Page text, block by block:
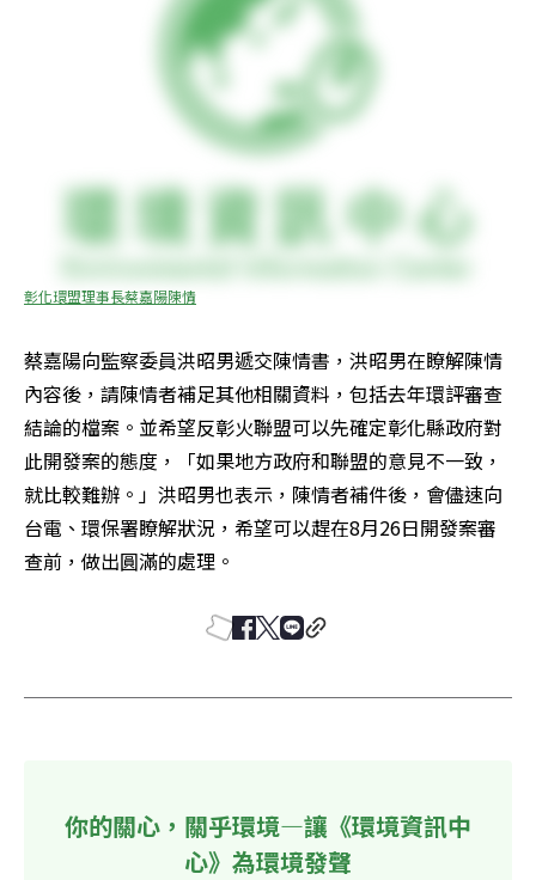
彰化環盟理事長蔡嘉陽陳情
蔡嘉陽向監察委員洪昭男遞交陳情書，洪昭男在瞭解陳情
內容後，請陳情者補足其他相關資料，包括去年環評審查
結論的檔案。並希望反彰火聯盟可以先確定彰化縣政府對
此開發案的態度，「如果地方政府和聯盟的意見不一致，
就比較難辦。」洪昭男也表示，陳情者補件後，會儘速向
台電、環保署瞭解狀況，希望可以趕在8月26日開發案審
查前，做出圓滿的處理。
你的關心，關乎環境—讓《環境資訊中
心》為環境發聲